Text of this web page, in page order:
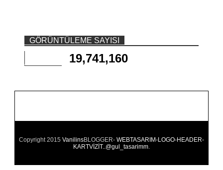
GÖRÜNTÜLEME SAYISI
19,741,160
Copyright 2015 VanilinsBLOGGER- WEBTASARIM-LOGO-HEADER-
KARTVİZİT..@gul_tasarimm.